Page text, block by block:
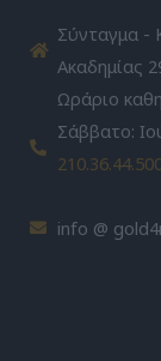
Σύνταγμα -
Ακαδημίας
Ωράριο
Σάββατο:
info @